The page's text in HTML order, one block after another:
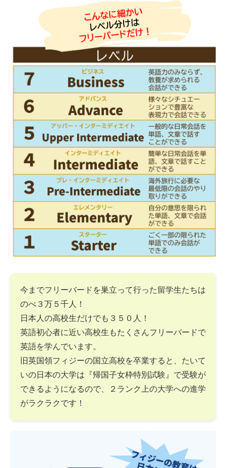
今までフリーバードを巣立って行った留学生たちは
のべ３万５千人！
日本人の高校生だけでも３５０人！
英語初心者に近い高校生もたくさんフリーバードで
英語を学んでいます。
旧英国領フィジーの国立高校を卒業すると、たいて
いの日本の大学は『帰国子女枠特別試験』で受験が
できるようになるので、２ランク上の大学への進学
がラクラクです！